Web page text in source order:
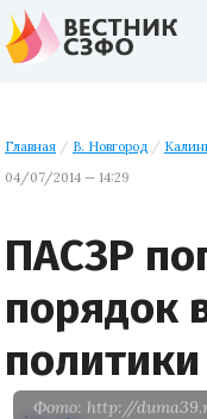
Главная / В. Новгород /
04/07/2014 — 14:29
ПАСЗР
порядок
политики
Фото: http://